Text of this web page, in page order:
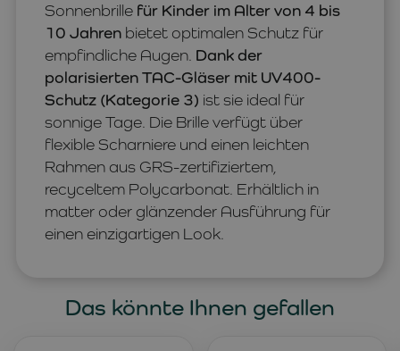
Sonnenbrille für Kinder im Alter von 4 bis
10 Jahren bietet optimalen Schutz für
empfindliche Augen. Dank der
polarisierten TAC-Gläser mit UV400-
Schutz (Kategorie 3) ist sie ideal für
sonnige Tage. Die Brille verfügt über
flexible Scharniere und einen leichten
Rahmen aus GRS-zertifiziertem,
recyceltem Polycarbonat. Erhältlich in
matter oder glänzender Ausführung für
einen einzigartigen Look.
Das könnte Ihnen gefallen